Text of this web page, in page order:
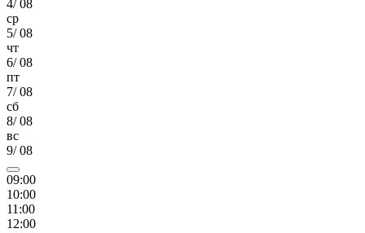
4/08
ср
5/08
чт
6/08
пт
7/08
сб
8/08
вс
9/08
09:00
10:00
11 :00
12:00